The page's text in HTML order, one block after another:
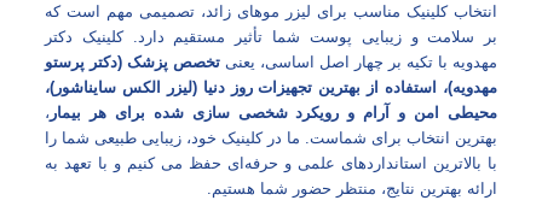
انتخاب کلینیک مناسب برای لیزر موهای زائد، تصمیمی مهم است که
بر سلامت و زیبایی پوست شما تأثیر مستقیم دارد. کلینیک دکتر
مهدویه با تکیه بر چهار اصل اساسی، یعنیتخصص پزشک (دکتر پرستو
مهدویه)، استفاده از بهترین تجهیزات روز دنیا (لیزر الکس سایناشور)،
محیطی امن و آرام و رویکرد شخصی‌ سازی‌ شده برای هر بیمار ،
بهترین انتخاب برای شماست. ما در کلینیک خود، زیبایی طبیعی شما را
با بالاترین استانداردهای علمی و حرفه‌ای حفظ می‌ کنیم و با تعهد به
ارائه بهترین نتایج، منتظر حضور شما هستیم.